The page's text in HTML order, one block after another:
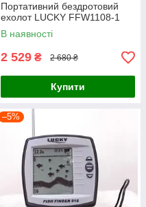
Портативний бездротовий
ехолот LUCKY FFW1108-1
В наявності
2 529 ₴ 2 680 ₴
Купити
–5%